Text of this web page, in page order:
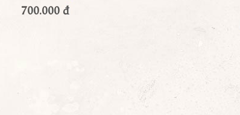
700.000 đ